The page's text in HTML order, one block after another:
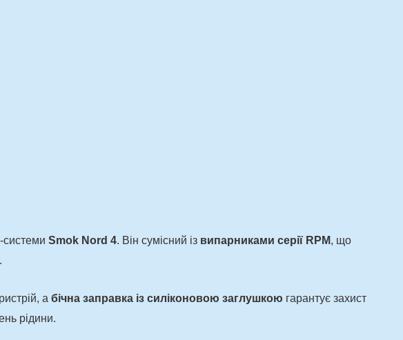
системи Smok Nord 4. Він сумісний із випарниками серії RPM, що
а бічна заправка із силіконовою заглушкою гарантує захист
рідини.